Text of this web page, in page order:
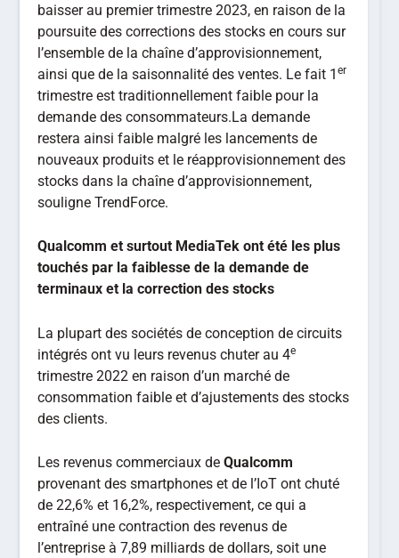
baisser au premier trimestre 2023, en raison de la
poursuite des corrections des stocks en cours sur
l’ensemble de la chaîne d’approvisionnement,
ainsi que de la saisonnalité des ventes. Le fait 1er
trimestre est traditionnellement faible pour la
demande des consommateurs.La demande
restera ainsi faible malgré les lancements de
nouveaux produits et le réapprovisionnement des
stocks dans la chaîne d’approvisionnement,
souligne TrendForce.
Qualcomm et surtout MediaTek ont été les plus
touchés par la faiblesse de la demande de
terminaux et la correction des stocks
La plupart des sociétés de conception de circuits
intégrés ont vu leurs revenus chuter au 4e
trimestre 2022 en raison d’un marché de
consommation faible et d’ajustements des stocks
des clients.
Les revenus commerciaux deQualcomm
provenant des smartphones et de l’IoT ont chuté
de 22,6% et 16,2%, respectivement, ce qui a
entraîné une contraction des revenus de
l’entreprise à 7,89 milliards de dollars, soit une